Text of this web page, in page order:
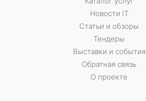
Новости IT
Статьи и обзоры
Тендеры
Выставки и события
Обратная связь
О проекте